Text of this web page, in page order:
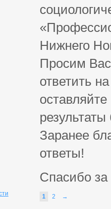
Нижнего
Просим
ответить
Заранее
ответы!
Спасибо за
1 2 →